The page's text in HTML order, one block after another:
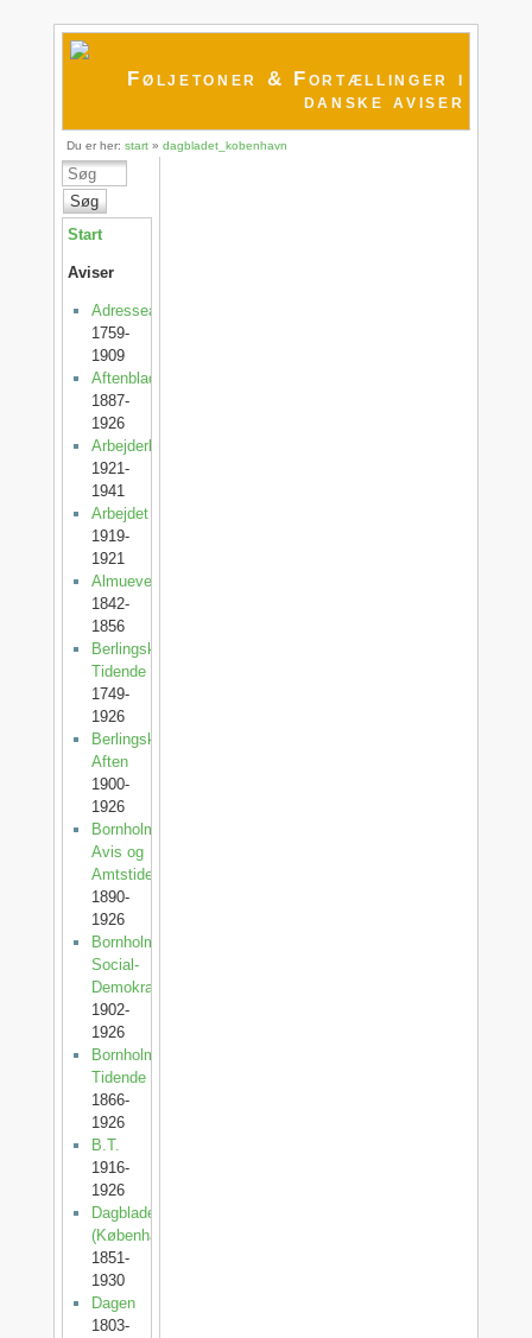
Føljetoner & Fortællinger i
danske aviser
Du er her:start »dagbladet_kobenhavn
Søg
Start
Aviser
Adresseavisen
1759-
1909
Aftenbladet
1887-
1926
Arbejderbladet
1921-
1941
Arbejdet
1919-
1921
Almuevennen
1842-
1856
Berlingske
Tidende
1749-
1926
Berlingske
Aften
1900-
1926
Bornholms
Avis og
Amtstidende
1890-
1926
Bornholms
Social-
Demokrat
1902-
1926
Bornholms
Tidende
1866-
1926
B.T.
1916-
1926
Dagbladet
(København)
1851-
1930
Dagen
1803-